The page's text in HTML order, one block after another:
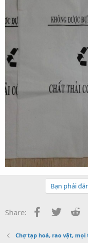
Bạn phải
Share: Facebook
Twitter
Chợ tạp hoá, rao vặt, mọi